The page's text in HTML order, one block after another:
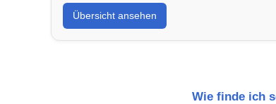
Übersicht ansehen
Wie finde ich